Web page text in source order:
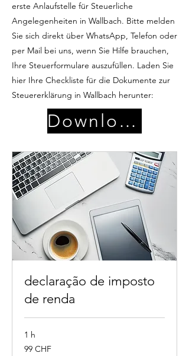
erste Anlaufstelle für Steuerliche
Angelegenheiten in Wallbach. Bitte melden
Sie sich direkt über WhatsApp, Telefon oder
per Mail bei uns, wenn Sie Hilfe brauchen,
Ihre Steuerformulare auszufüllen. Laden Sie
hier Ihre Checkliste für die Dokumente zur
Steuererklärung in Wallbach herunter:
Download
declaração de imposto
de renda
1 h
99
francos
99 CHF